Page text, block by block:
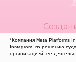
*Компания Meta Platforms
Instagram, по решению
организацией, ее